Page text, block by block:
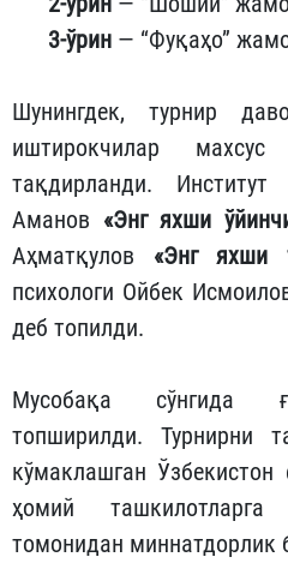
3-ўрин — “Фуқаҳо”
Шунингдек, турнир
иштирокчилар
тақдирланди.
Аманов «Энг яхши
Аҳматқулов «Энг яхши
психологи Ойбек
деб топилди.
Мусобақа сўнгида
топширилди. Турнирни
кўмаклашган
ҳомий ташкилотларга
томонидан миннатдорлик